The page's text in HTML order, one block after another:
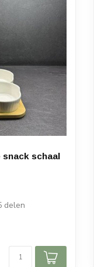
snack schaal
delen